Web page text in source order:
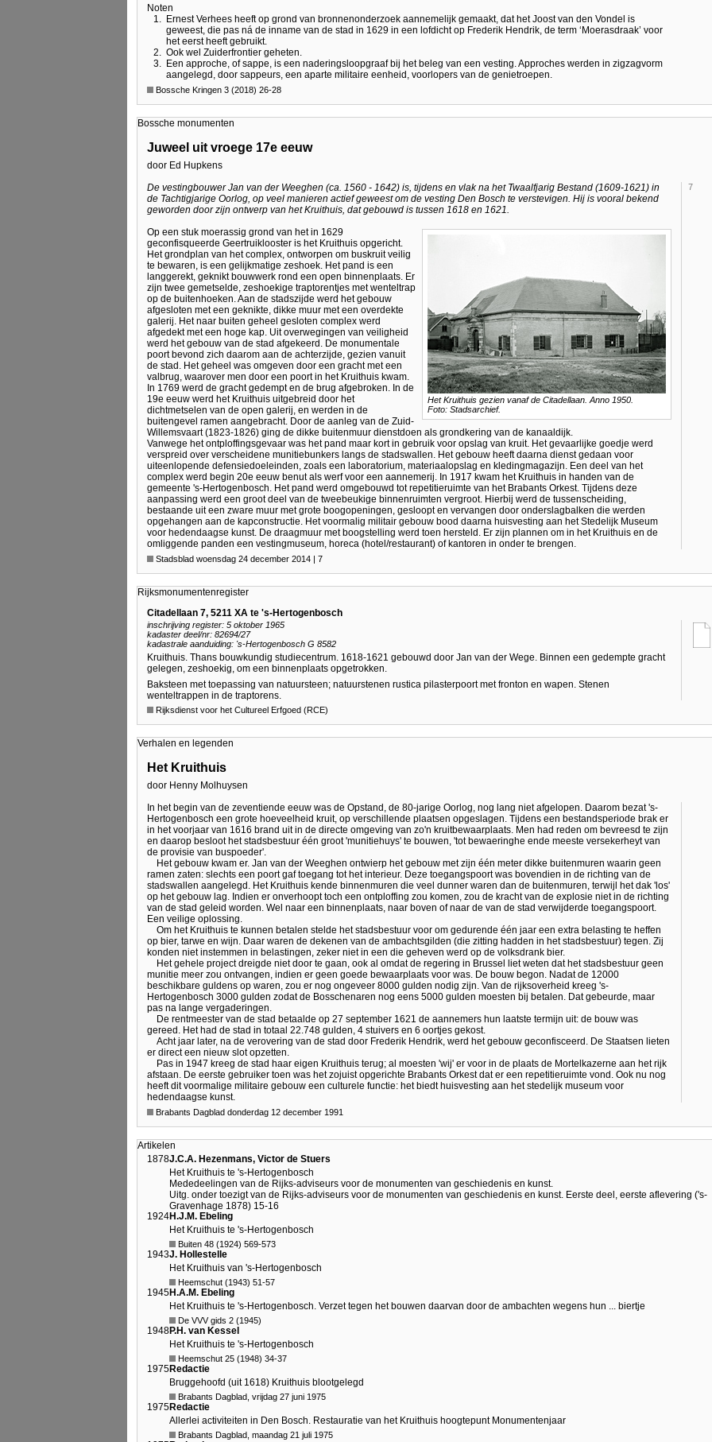
Noten
1. Ernest Verhees heeft op grond van bronnenonderzoek aannemelijk gemaakt, dat het Joost van den Vondel is
geweest, die pas ná de inname van de stad in 1629 in een lofdicht op Frederik Hendrik, de term ‘Moerasdraak’ voor
het eerst heeft gebruikt.
2. Ook wel Zuiderfrontier geheten.
3. Een approche, of sappe, is een naderingsloopgraaf bij het beleg van een vesting. Approches werden in zigzagvorm
aangelegd, door sappeurs, een aparte militaire eenheid, voorlopers van de genietroepen.
Bossche Kringen 3 (2018) 26-28
Bossche monumenten
Juweel uit vroege 17e eeuw
door Ed Hupkens
De vestingbouwer Jan van der Weeghen (ca. 1560 - 1642) is, tijdens en vlak na het Twaalfjarig Bestand (1609-1621) in
de Tachtigjarige Oorlog, op veel manieren actief geweest om de vesting Den Bosch te verstevigen. Hij is vooral bekend
geworden door zijn ontwerp van het Kruithuis, dat gebouwd is tussen 1618 en 1621.
Het Kruithuis gezien vanaf de Citadellaan. Anno 1950.
Foto: Stadsarchief.
Op een stuk moerassig grond van het in 1629
geconfisqueerde Geertruiklooster is het Kruithuis opgericht.
Het grondplan van het complex, ontworpen om buskruit veilig
te bewaren, is een gelijkmatige zeshoek. Het pand is een
langgerekt, geknikt bouwwerk rond een open binnenplaats. Er
zijn twee gemetselde, zeshoekige traptorentjes met wenteltrap
op de buitenhoeken. Aan de stadszijde werd het gebouw
afgesloten met een geknikte, dikke muur met een overdekte
galerij. Het naar buiten geheel gesloten complex werd
afgedekt met een hoge kap. Uit overwegingen van veiligheid
werd het gebouw van de stad afgekeerd. De monumentale
poort bevond zich daarom aan de achterzijde, gezien vanuit
de stad. Het geheel was omgeven door een gracht met een
valbrug, waarover men door een poort in het Kruithuis kwam.
In 1769 werd de gracht gedempt en de brug afgebroken. In de
19e eeuw werd het Kruithuis uitgebreid door het
dichtmetselen van de open galerij, en werden in de
buitengevel ramen aangebracht. Door de aanleg van de Zuid-
Willemsvaart (1823-1826) ging de dikke buitenmuur dienstdoen als grondkering van de kanaaldijk.
Vanwege het ontploffingsgevaar was het pand maar kort in gebruik voor opslag van kruit. Het gevaarlijke goedje werd
verspreid over verscheidene munitiebunkers langs de stadswallen. Het gebouw heeft daarna dienst gedaan voor
uiteenlopende defensiedoeleinden, zoals een laboratorium, materiaalopslag en kledingmagazijn. Een deel van het
complex werd begin 20e eeuw benut als werf voor een aannemerij. In 1917 kwam het Kruithuis in handen van de
gemeente 's-Hertogenbosch. Het pand werd omgebouwd tot repetitieruimte van het Brabants Orkest. Tijdens deze
aanpassing werd een groot deel van de tweebeukige binnenruimten vergroot. Hierbij werd de tussenscheiding,
bestaande uit een zware muur met grote boogopeningen, gesloopt en vervangen door onderslagbalken die werden
opgehangen aan de kapconstructie. Het voormalig militair gebouw bood daarna huisvesting aan het Stedelijk Museum
voor hedendaagse kunst. De draagmuur met boogstelling werd toen hersteld. Er zijn plannen om in het Kruithuis en de
omliggende panden een vestingmuseum, horeca (hotel/restaurant) of kantoren in onder te brengen.
7
Stadsblad woensdag 24 december 2014 | 7
Rijksmonumentenregister
Citadellaan 7, 5211 XA te 's-Hertogenbosch
inschrijving register: 5 oktober 1965
kadaster deel/nr: 82694/27
kadastrale aanduiding: 's-Hertogenbosch G 8582
Kruithuis. Thans bouwkundig studiecentrum. 1618-1621 gebouwd door Jan van der Wege. Binnen een gedempte gracht
gelegen, zeshoekig, om een binnenplaats opgetrokken.
Baksteen met toepassing van natuursteen; natuurstenen rustica pilasterpoort met fronton en wapen. Stenen
wenteltrappen in de traptorens.
Rijksdienst voor het Cultureel Erfgoed (RCE)
Verhalen en legenden
Het Kruithuis
door Henny Molhuysen
In het begin van de zeventiende eeuw was de Opstand, de 80-jarige Oorlog, nog lang niet afgelopen. Daarom bezat 's-
Hertogenbosch een grote hoeveelheid kruit, op verschillende plaatsen opgeslagen. Tijdens een bestandsperiode brak er
in het voorjaar van 1616 brand uit in de directe omgeving van zo'n kruitbewaarplaats. Men had reden om bevreesd te zijn
en daarop besloot het stadsbestuur één groot 'munitiehuys' te bouwen, 'tot bewaeringhe ende meeste versekerheyt van
de provisie van buspoeder'.
Het gebouw kwam er. Jan van der Weeghen ontwierp het gebouw met zijn één meter dikke buitenmuren waarin geen
ramen zaten: slechts een poort gaf toegang tot het interieur. Deze toegangspoort was bovendien in de richting van de
stadswallen aangelegd. Het Kruithuis kende binnenmuren die veel dunner waren dan de buitenmuren, terwijl het dak 'los'
op het gebouw lag. Indien er onverhoopt toch een ontploffing zou komen, zou de kracht van de explosie niet in de richting
van de stad geleid worden. Wel naar een binnenplaats, naar boven of naar de van de stad verwijderde toegangspoort.
Een veilige oplossing.
Om het Kruithuis te kunnen betalen stelde het stadsbestuur voor om gedurende één jaar een extra belasting te heffen
op bier, tarwe en wijn. Daar waren de dekenen van de ambachtsgilden (die zitting hadden in het stadsbestuur) tegen. Zij
konden niet instemmen in belastingen, zeker niet in een die geheven werd op de volksdrank bier.
Het gehele project dreigde niet door te gaan, ook al omdat de regering in Brussel liet weten dat het stadsbestuur geen
munitie meer zou ontvangen, indien er geen goede bewaarplaats voor was. De bouw begon. Nadat de 12000
beschikbare guldens op waren, zou er nog ongeveer 8000 gulden nodig zijn. Van de rijksoverheid kreeg 's-
Hertogenbosch 3000 gulden zodat de Bosschenaren nog eens 5000 gulden moesten bij betalen. Dat gebeurde, maar
pas na lange vergaderingen.
De rentmeester van de stad betaalde op 27 september 1621 de aannemers hun laatste termijn uit: de bouw was
gereed. Het had de stad in totaal 22.748 gulden, 4 stuivers en 6 oortjes gekost.
Acht jaar later, na de verovering van de stad door Frederik Hendrik, werd het gebouw geconfisceerd. De Staatsen lieten
er direct een nieuw slot opzetten.
Pas in 1947 kreeg de stad haar eigen Kruithuis terug; al moesten 'wij' er voor in de plaats de Mortelkazerne aan het rijk
afstaan. De eerste gebruiker toen was het zojuist opgerichte Brabants Orkest dat er een repetitieruimte vond. Ook nu nog
heeft dit voormalige militaire gebouw een culturele functie: het biedt huisvesting aan het stedelijk museum voor
hedendaagse kunst.
Brabants Dagblad donderdag 12 december 1991
Artikelen
1878J.C.A. Hezenmans, Victor de Stuers
Het Kruithuis te 's-Hertogenbosch
Mededeelingen van de Rijks-adviseurs voor de monumenten van geschiedenis en kunst.
Uitg. onder toezigt van de Rijks-adviseurs voor de monumenten van geschiedenis en kunst. Eerste deel, eerste aflevering ('s-
Gravenhage 1878) 15-16
1924H.J.M. Ebeling
Het Kruithuis te 's-Hertogenbosch
Buiten 48 (1924) 569-573
1943J. Hollestelle
Het Kruithuis van 's-Hertogenbosch
Heemschut (1943) 51-57
1945H.A.M. Ebeling
Het Kruithuis te 's-Hertogenbosch. Verzet tegen het bouwen daarvan door de ambachten wegens hun ... biertje
De VVV gids 2 (1945)
1948P.H. van Kessel
Het Kruithuis te 's-Hertogenbosch
Heemschut 25 (1948) 34-37
1975Redactie
Bruggehoofd (uit 1618) Kruithuis blootgelegd
Brabants Dagblad, vrijdag 27 juni 1975
1975Redactie
Allerlei activiteiten in Den Bosch. Restauratie van het Kruithuis hoogtepunt Monumentenjaar
Brabants Dagblad, maandag 21 juli 1975